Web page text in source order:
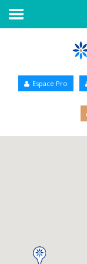
Annuaire Bien-être
Espace Pro